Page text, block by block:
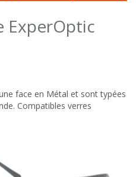
ExperOptic
face en Métal et sont typées
Compatibles verres